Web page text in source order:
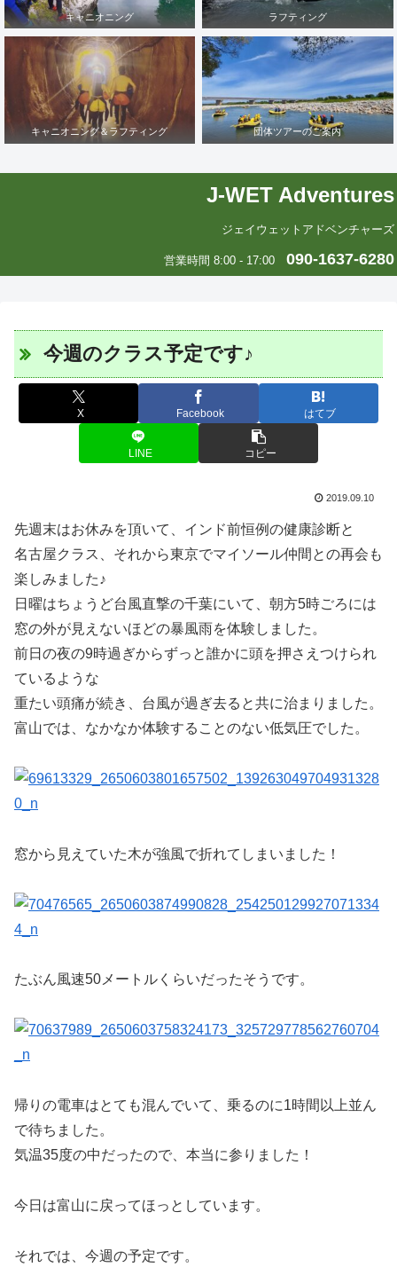
キャニオニング ラフティング
キャニオニング＆ラフティング 団体ツアーのご案内
J-WET Adventures
ジェイウェットアドベンチャーズ
営業時間 8:00 - 17:00 090-1637-6280
今週のクラス予定です♪
X Facebook はてブ
LINE コピー
2019.09.10
先週末はお休みを頂いて、インド前恒例の健康診断と
名古屋クラス、それから東京でマイソール仲間との再会も
楽しみました♪
日曜はちょうど台風直撃の千葉にいて、朝方5時ごろには
窓の外が見えないほどの暴風雨を体験しました。
前日の夜の9時過ぎからずっと誰かに頭を押さえつけられ
ているような
重たい頭痛が続き、台風が過ぎ去ると共に治まりました。
富山では、なかなか体験することのない低気圧でした。
窓から見えていた木が強風で折れてしまいました！
たぶん風速50メートルくらいだったそうです。
帰りの電車はとても混んでいて、乗るのに1時間以上並ん
で待ちました。
気温35度の中だったので、本当に参りました！
今日は富山に戻ってほっとしています。
それでは、今週の予定です。